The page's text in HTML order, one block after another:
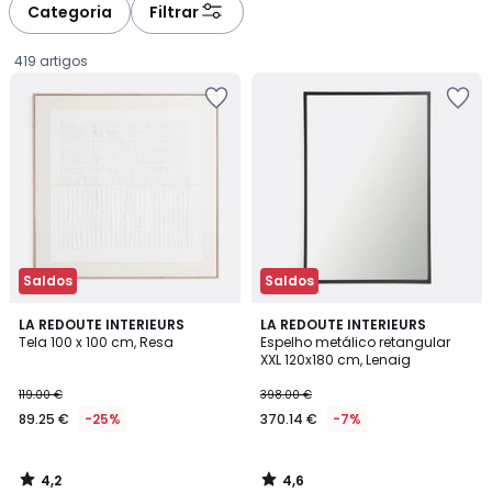
Categoria Filtrar
419 artigos
Saldos
LA REDOUTE INTERIEURS
Tela 100 x 100 cm, Resa
€
em
de
119.00 €
89.25 € -25%
4,2
/ 5
4,2
/
Saldos
LA REDOUTE INTERIEURS
Espelho metálico retangular
XXL 120x180 cm, Lenaig
398.00 €
370.14 € -7%
4,6
/ 5
4,6
/